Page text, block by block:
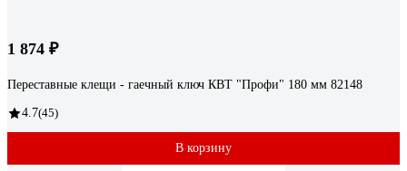
1 874 ₽
Переставные клещи - гаечный ключ КВТ "Профи" 180 мм 82148
4.7(45)
В корзину